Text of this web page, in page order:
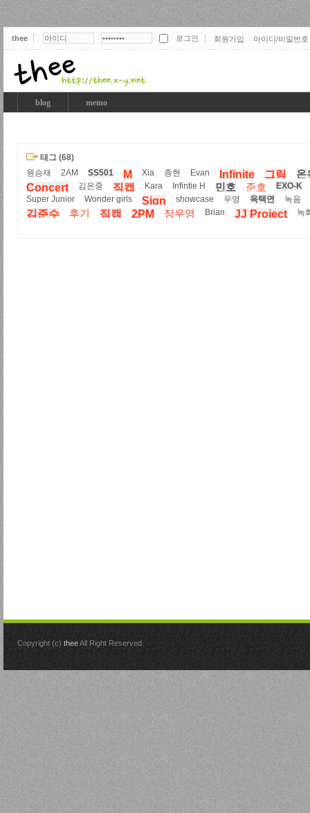
thee 회원가입 아이디/비밀번
blog memo
태그 (68)
원승재
2AM SS501 M Xia 종현 Evan Infinite 그림 온
Concert 김은중 직캡 Kara Infintie H 민호 준호
EXO-K
Super Junior
Wonder girls Sign showcase 우영 옥택연 녹음
김준수 후기 직캠 2PM 장우영 Brian JJ Project 녹
Copyright (c) theeAll Right Reserved.